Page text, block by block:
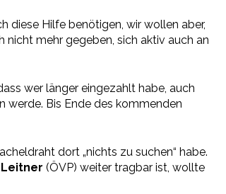
diese Hilfe benötigen, wir wollen aber,
nicht mehr gegeben, sich aktiv auch an
wer länger eingezahlt habe, auch
werde. Bis Ende des kommenden
dort „nichts zu suchen“ habe.
(ÖVP) weiter tragbar ist, wollte